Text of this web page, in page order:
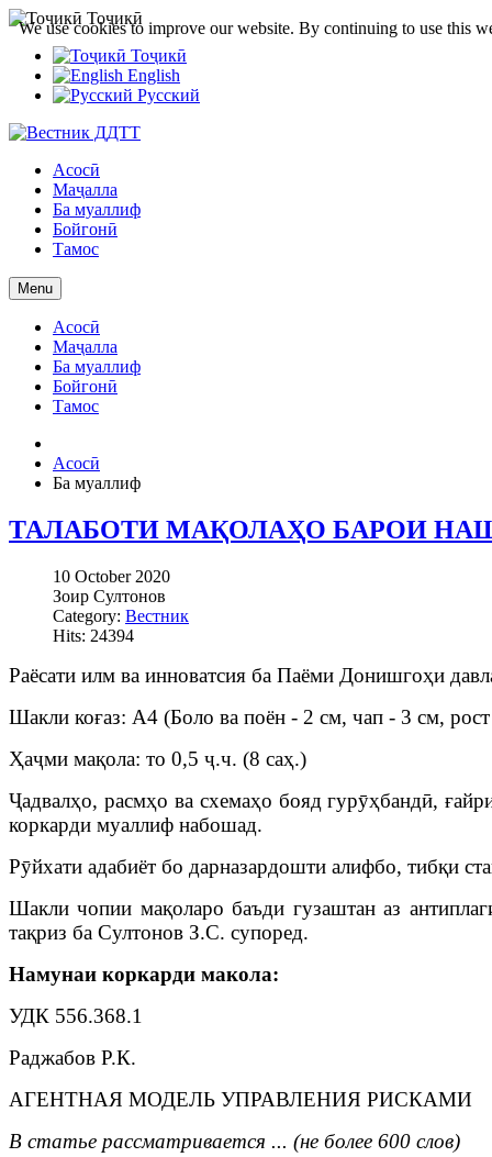
Тоҷикӣ
Тоҷикӣ
English
Русский
Асосӣ
Маҷалла
Ба муаллиф
Бойгонӣ
Тамос
Menu
Асосӣ
Маҷалла
Ба муаллиф
Бойгонӣ
Тамос
Асосӣ
Ба муаллиф
ТАЛАБОТИ МАҚОЛАҲО БАРОИ
10 October 2020
Зоир Султонов
Category: Вестник
Hits: 24394
Раёсати илм ва инноватсия ба Паёми Донишгоҳи
Шакли коғаз: А4 (Боло ва поён - 2 см, чап - 3 см,
Ҳаҷми мақола: то 0,5 ҷ.ч. (8 саҳ.)
Ҷадвалҳо, расмҳо ва схемаҳо бояд гурӯҳбандӣ,
коркарди муаллиф набошад.
Рӯйхати адабиёт бо дарназардошти алифбо, тибқи
Шакли чопии мақоларо баъди гузаштан аз
тақриз ба Султонов З.С. супоред.
Намунаи коркарди макола:
УДК 556.368.1
Раджабов Р.К.
АГЕНТНАЯ МОДЕЛЬ УПРАВЛЕНИЯ РИСКАМИ
В статье рассматривается ... (не более 600 слов)
We use cookies to improve our website. By continuing to use this